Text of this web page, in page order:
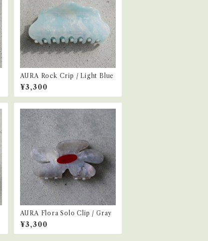
AURA Rock Crip / Light Blue
¥3,300
AURA Flora Solo Clip / Gray
¥3,300